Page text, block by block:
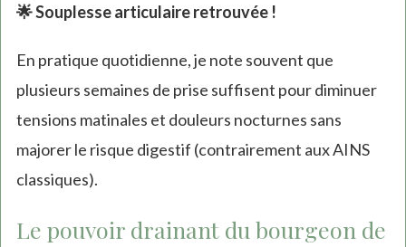
🌟 Souplesse articulaire retrouvée !
En pratique quotidienne, je note souvent que
plusieurs semaines de prise suffisent pour diminuer
tensions matinales et douleurs nocturnes sans
majorer le risque digestif (contrairement aux AINS
classiques).
Le pouvoir drainant du bourgeon de